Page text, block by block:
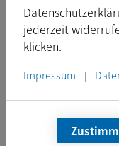
Unser Software-
Vision-Kameras um
Chunk-Daten
hinaus haben wir
aufgenommen, die
Software von
jederzeit
klicken.
Impressum |